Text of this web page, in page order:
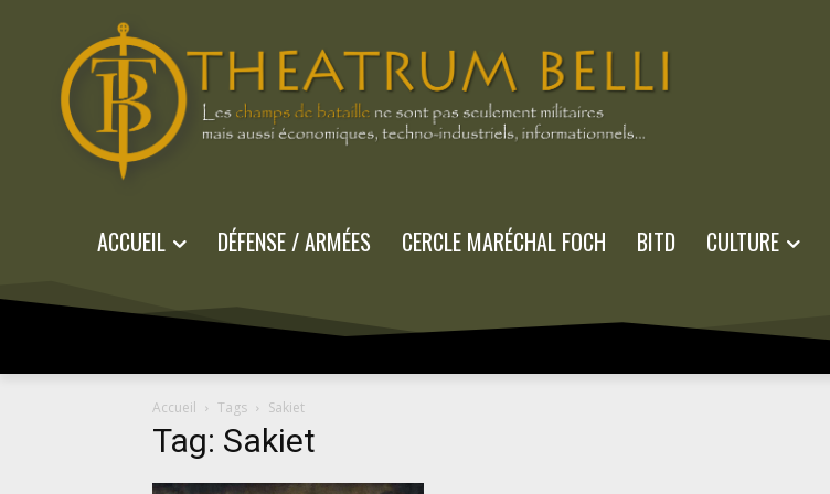
ACCUEIL DÉFENSE / ARMÉES CERCLE MARÉCHAL FOCH BITD CULTURE
Accueil Tags Sakiet
Tag: Sakiet